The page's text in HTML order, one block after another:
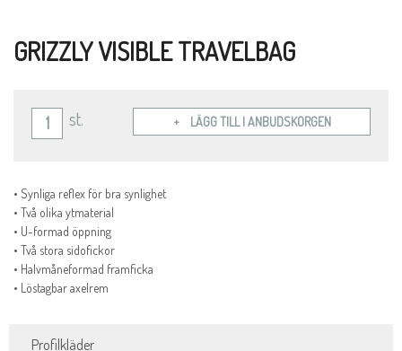
Profilkläder
GRIZZLY VISIBLE TRAVELBAG
st. LÄGG TILL I ANBUDSKORGEN
• Synliga reflex för bra synlighet
• Två olika ytmaterial
• U-formad öppning
• Två stora sidofickor
• Halvmåneformad framficka
• Löstagbar axelrem